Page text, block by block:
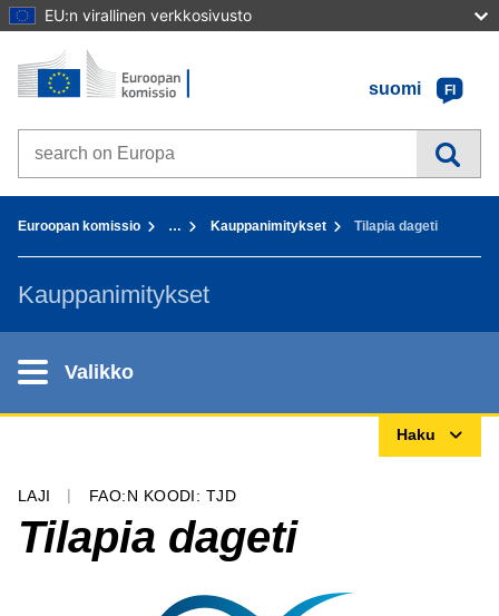
EU:n virallinen verkkosivusto
Sisältöön
Etusivu - Euroopan komissio
suomi
FI
Search on Europa websites
Euroopan komissio … Kauppanimitykset Tilapia dageti
Kauppanimitykset
Valikko
Haku
LAJI FAO:N KOODI: TJD
Tilapia dageti